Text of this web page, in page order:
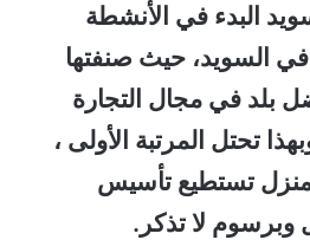
البدء في الأنشطة
في السويد، حيث صنفتها
بلد في مجال التجارة
تحتل المرتبة الأولى ،
تستطيع تأسيس
وبرسوم لا تذكر.